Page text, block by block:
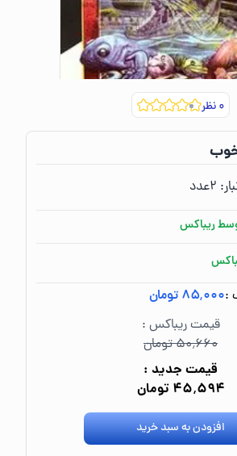
۰نظر
۲عدد
ریباکس
:۸۵٬۰۰۰ تومان
قیمت ریباکس :
۵۰٬۶۶۰ تومان
قیمت جدید :
۴۵٬۵۹۴ تومان
افزودن به سبد خرید